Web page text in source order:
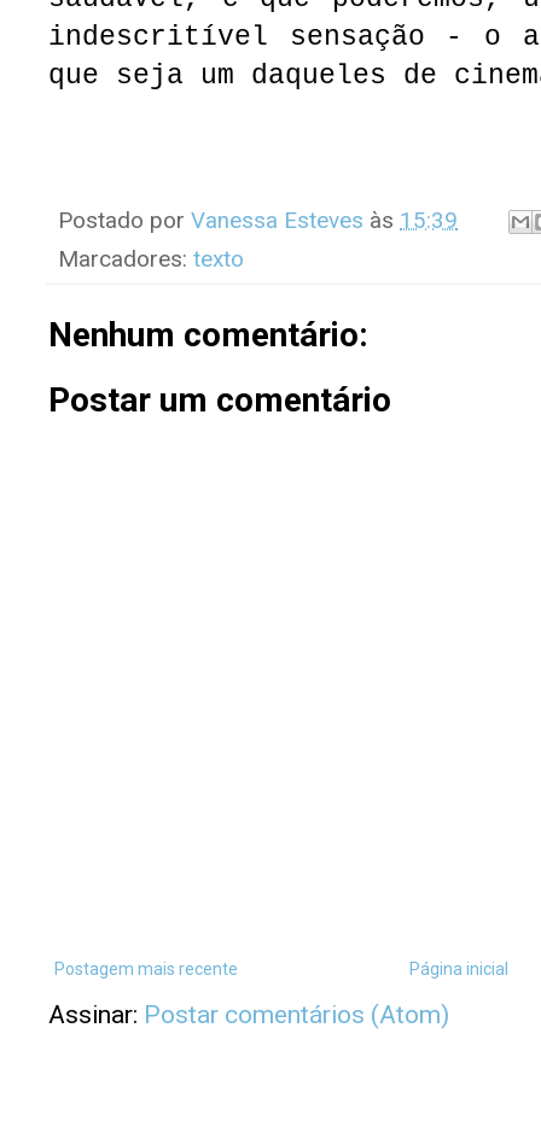
indescritível sensação - o
que seja um daqueles de
Postado por Vanessa Esteves às 15:39
Marcadores: texto
Nenhum comentário:
Postar um comentário
Postagem mais recente Página inicial
Assinar: Postar comentários (Atom)